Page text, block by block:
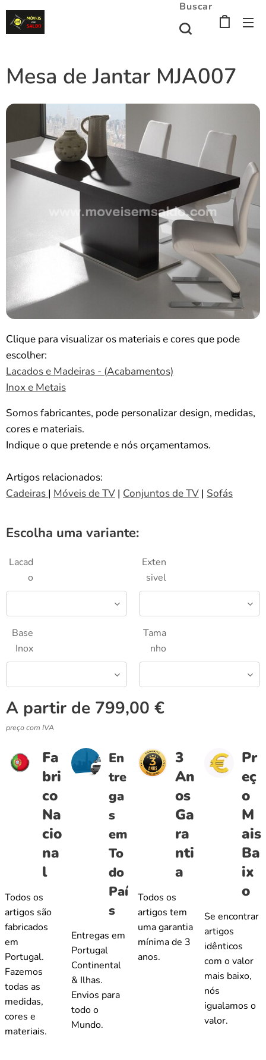
Buscar
Mesa de Jantar MJA007
Clique para visualizar os materiais e cores que pode
escolher:
Lacados e Madeiras - (Acabamentos)
Inox e Metais
Somos fabricantes, pode personalizar design, medidas,
cores e materiais.
Indique o que pretende e nós orçamentamos.
Artigos relacionados:
Cadeiras | Móveis de TV | Conjuntos de TV | Sofás
Escolha uma variante:
Lacad
o
Exten
sivel
Base
Inox
Tama
nho
A partir de 799,00 €
preço com IVA
Fa
bri
co
Na
cio
na
l
Todos os
artigos são
fabricados
em
Portugal.
Fazemos
todas as
medidas,
cores e
materiais.
En
tre
ga
s
em
To
do
Paí
s
Entregas em
Portugal
Continental
& Ilhas.
Envios para
todo o
Mundo.
3
An
os
Ga
ra
nti
a
Todos os
artigos tem
uma garantia
mínima de 3
anos.
Pr
eç
o
M
ais
Ba
ix
o
Se encontrar
artigos
idênticos
com o valor
mais baixo,
nós
igualamos o
valor.